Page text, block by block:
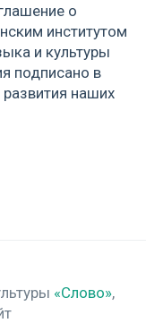
о
институтом
и культуры
подписано в
наших
«Слово»,